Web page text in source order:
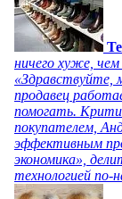
ничего хуже,
«Здравствуйте,
продавец
помогать.
покупателем,
эффективным
экономика»,
технологией по-